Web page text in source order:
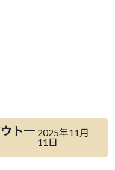
ト一 2025年11月
11日